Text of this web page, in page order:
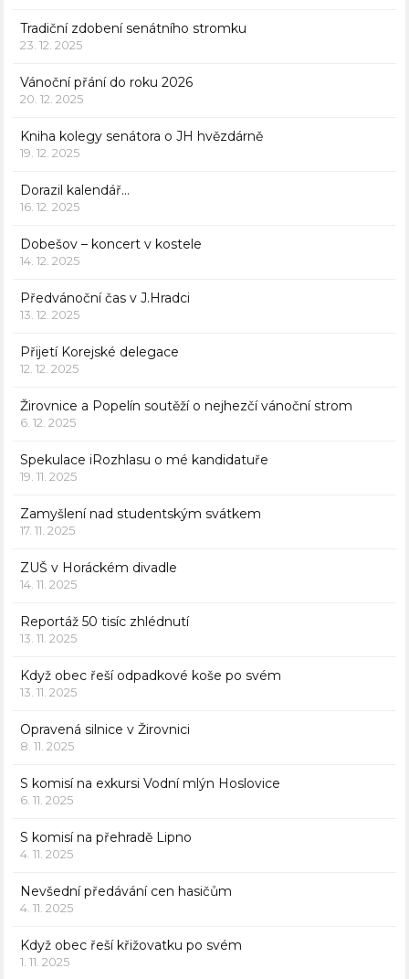
Tradiční zdobení senátního stromku
23. 12. 2025
Vánoční přání do roku 2026
20. 12. 2025
Kniha kolegy senátora o JH hvězdárně
19. 12. 2025
Dorazil kalendář…
16. 12. 2025
Dobešov – koncert v kostele
14. 12. 2025
Předvánoční čas v J.Hradci
13. 12. 2025
Přijetí Korejské delegace
12. 12. 2025
Žirovnice a Popelín soutěží o nejhezčí vánoční strom
6. 12. 2025
Spekulace iRozhlasu o mé kandidatuře
19. 11. 2025
Zamyšlení nad studentským svátkem
17. 11. 2025
ZUŠ v Horáckém divadle
14. 11. 2025
Reportáž 50 tisíc zhlédnutí
13. 11. 2025
Když obec řeší odpadkové koše po svém
13. 11. 2025
Opravená silnice v Žirovnici
8. 11. 2025
S komisí na exkursi Vodní mlýn Hoslovice
6. 11. 2025
S komisí na přehradě Lipno
4. 11. 2025
Nevšední předávání cen hasičům
4. 11. 2025
Když obec řeší křižovatku po svém
1. 11. 2025